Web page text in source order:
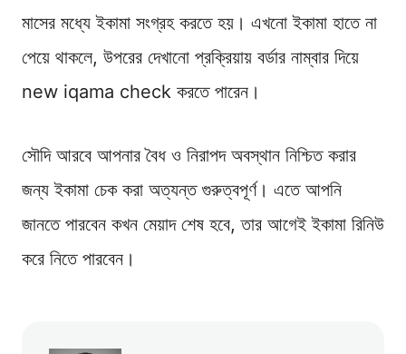
মাসের মধ্যে ইকামা সংগ্রহ করতে হয়। এখনো ইকামা হাতে না
পেয়ে থাকলে, উপরের দেখানো প্রক্রিয়ায় বর্ডার নাম্বার দিয়ে
new iqama check করতে পারেন।
সৌদি আরবে আপনার বৈধ ও নিরাপদ অবস্থান নিশ্চিত করার
জন্য ইকামা চেক করা অত্যন্ত গুরুত্বপূর্ণ। এতে আপনি
জানতে পারবেন কখন মেয়াদ শেষ হবে, তার আগেই ইকামা রিনিউ
করে নিতে পারবেন।